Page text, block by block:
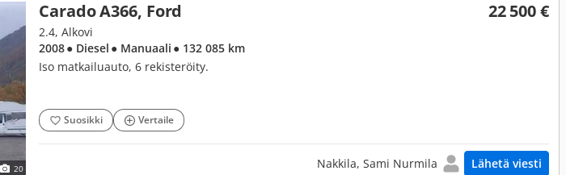
20
Carado A366, Ford 22 500 €
2.4, Alkovi
2008● Diesel ● Manuaali ● 132 085 km
Iso matkailuauto, 6 rekisteröity.
Suosikki Vertaile
Nakkila, Sami Nurmila Lähetä viesti